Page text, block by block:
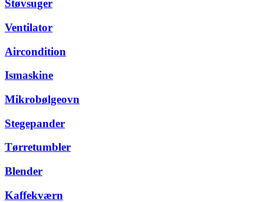
Støvsuger
Ventilator
Aircondition
Ismaskine
Mikrobølgeovn
Stegepander
Tørretumbler
Blender
Kaffekværn